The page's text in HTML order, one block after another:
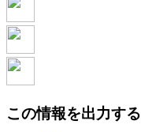
この情報を出力する